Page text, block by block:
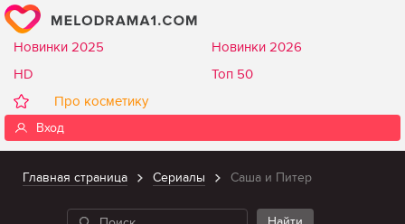
Новинки 2025
Новинки 2026
HD
Топ 50
Про косметику
Вход
Главная страница Сериалы Саша и Питер